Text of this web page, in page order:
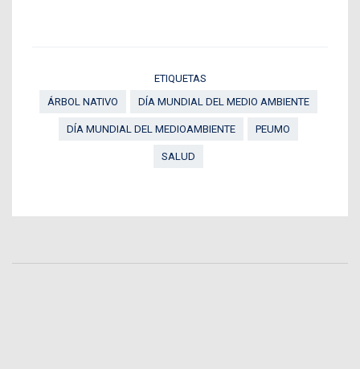
ETIQUETAS
ÁRBOL NATIVO
DÍA MUNDIAL DEL MEDIO AMBIENTE
DÍA MUNDIAL DEL MEDIOAMBIENTE PEUMO
SALUD